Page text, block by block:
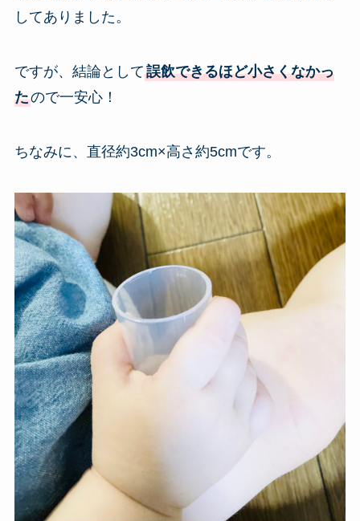
してありました。
ですが、結論として誤飲できるほど小さくなかっ
たので一安心！
ちなみに、直径約3cm×高さ約5cmです。